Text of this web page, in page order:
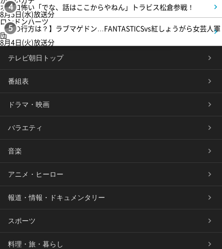
4
オモロ怖い「でな、話はここからやねん」トラビス松倉参戦！
8月5日(水)放送分
5
ロンドンハーツ
【恋の行方は？】ラブマゲドン…FANTASTICSvs紅しょうがら女芸人軍
団
8月4日(火)放送分
テレビ朝日トップ
番組表
ドラマ・映画
バラエティ
音楽
アニメ・ヒーロー
報道・情報・ドキュメンタリー
スポーツ
料理・旅・暮らし